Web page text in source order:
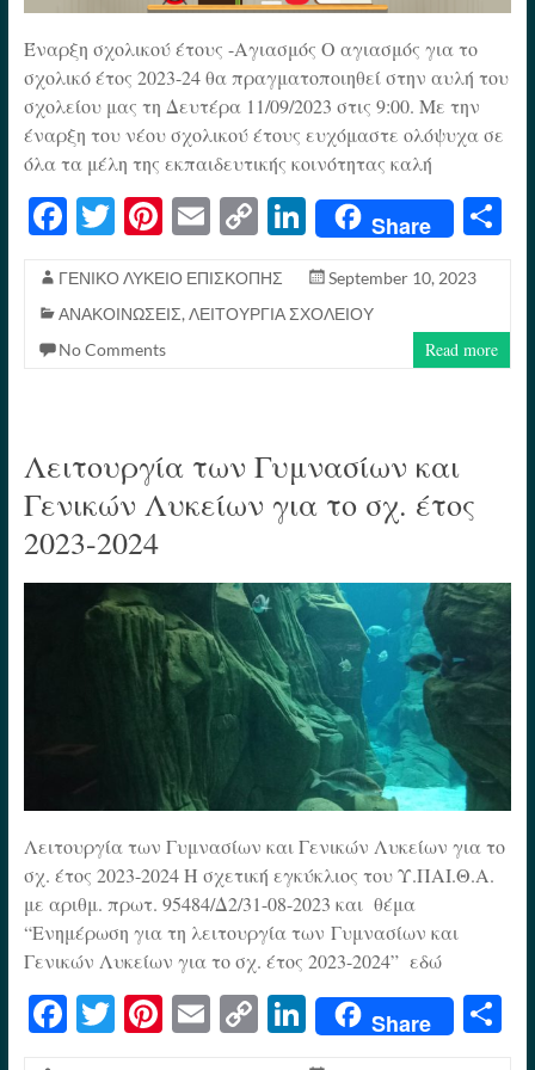
Έναρξη σχολικού έτους -Αγιασμός Ο αγιασμός για το
σχολικό έτος 2023-24 θα πραγματοποιηθεί στην αυλή του
σχολείου μας τη Δευτέρα 11/09/2023 στις 9:00. Με την
έναρξη του νέου σχολικού έτους ευχόμαστε ολόψυχα σε
όλα τα μέλη της εκπαιδευτικής κοινότητας καλή
Fa
bo
ok
T
tte
r
Pi
er
es
t
E
ail
C
y
Li
Li
nk
ed
In
Share S
ΓΕΝΙΚΟ ΛΥΚΕΙΟ ΕΠΙΣΚΟΠΗΣ
September 10, 2023
ΑΝΑΚΟΙΝΩΣΕΙΣ, ΛΕΙΤΟΥΡΓΙΑ ΣΧΟΛΕΙΟΥ
No Comments
Read more
Λειτουργία των Γυμνασίων και
Γενικών Λυκείων για το σχ. έτος
2023-2024
Λειτουργία των Γυμνασίων και Γενικών Λυκείων για το
σχ. έτος 2023-2024 Η σχετική εγκύκλιος του Υ.ΠΑΙ.Θ.Α.
με αριθμ. πρωτ. 95484/Δ2/31-08-2023 και θέμα
“Ενημέρωση για τη λειτουργία των Γυμνασίων και
Γενικών Λυκείων για το σχ. έτος 2023-2024” εδώ
Fa T Pi E C Li
nk
Share S